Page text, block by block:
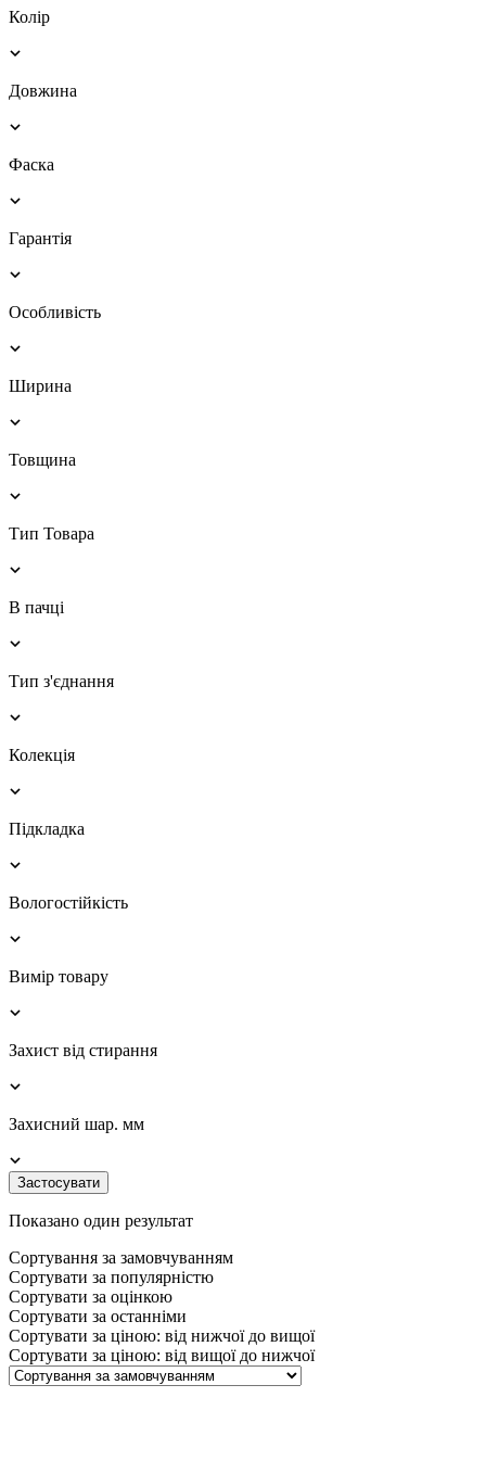
Колір
Довжина
Фаска
Гарантія
Особливість
Ширина
Товщина
Тип Товара
В пачці
Тип з'єднання
Колекція
Підкладка
Вологостійкість
Вимір товару
Захист від стирання
Захисний шар. мм
Застосувати
Показано один результат
Сортування за замовчуванням
Сортувати за популярністю
Сортувати за оцінкою
Сортувати за останніми
Сортувати за ціною: від нижчої до вищої
Сортувати за ціною: від вищої до нижчої